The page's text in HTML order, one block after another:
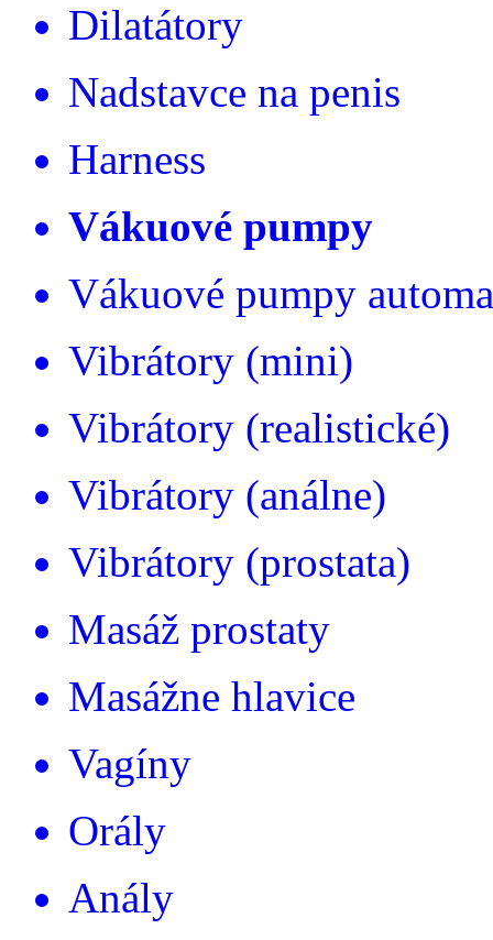
Dilatátory
Nadstavce na penis
Harness
Vákuové pumpy
Vákuové pumpy
Vibrátory (mini)
Vibrátory (realistické)
Vibrátory (análne)
Vibrátory (prostata)
Masáž prostaty
Masážne hlavice
Vagíny
Orály
Anály